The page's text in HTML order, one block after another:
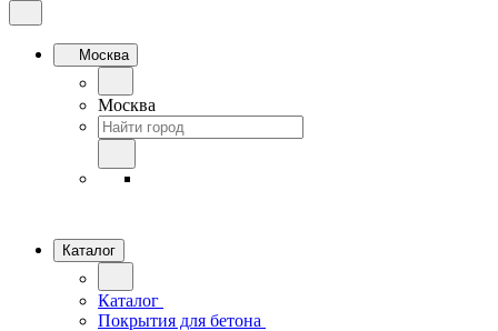
Москва
Москва
Каталог
Каталог
Покрытия для бетона